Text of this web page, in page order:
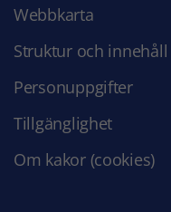
Webbkarta
Struktur och innehåll
Personuppgifter
Tillgänglighet
Om kakor (cookies)